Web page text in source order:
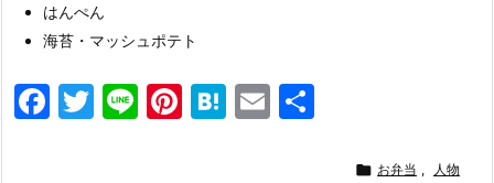
はんぺん
海苔・マッシュポテト
F
T
Li Pi H
E
 お弁当 , 人物